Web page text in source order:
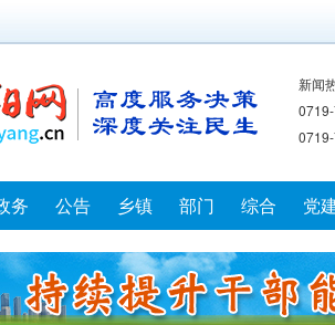
新闻
务 公告 乡镇 部门 综合 党